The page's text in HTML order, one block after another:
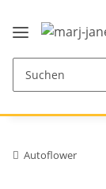
Autoflower